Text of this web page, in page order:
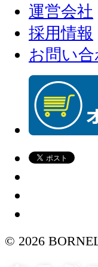
運営会社
採用情報
お問い
© 2026